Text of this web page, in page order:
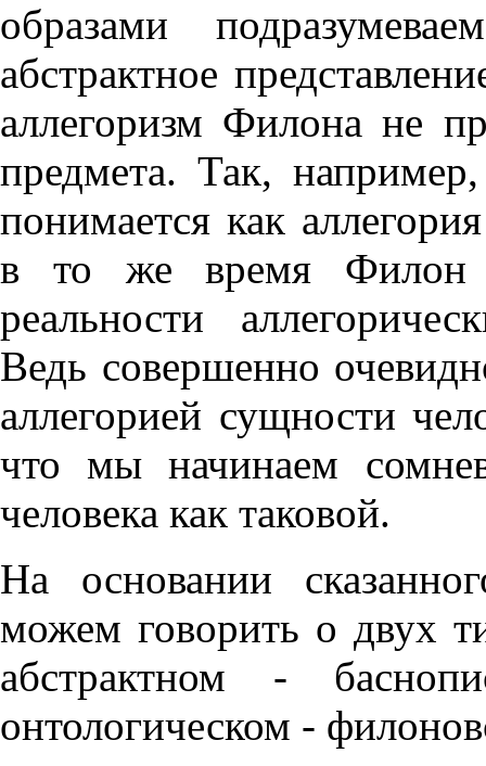
образами
абстрактное
аллегоризм Филона не
предмета. Так,
понимается как
в то же время Филон
реальности
Ведь совершенно
аллегорией сущности
что мы начинаем
человека как таковой.
На основании
можем говорить о двух
абстрактном -
онтологическом -